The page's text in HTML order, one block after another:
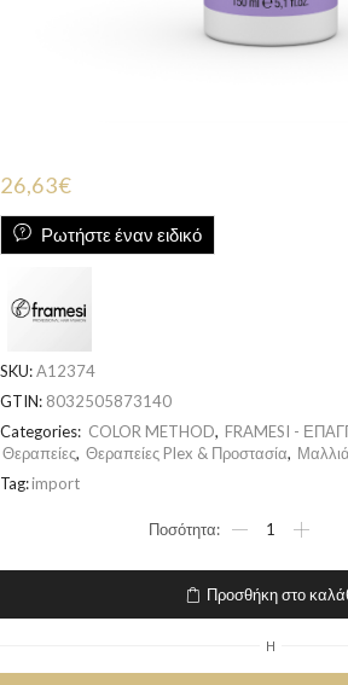
26,63€
Ρωτήστε έναν ειδικό
SKU:A12374
GTIN: 8032505873140
Categories: COLOR METHOD, FRAMESI -
Θεραπείες, Θεραπείες Plex & Προστασία, Μαλλιά
Tag:import
Προσθήκη στο
H